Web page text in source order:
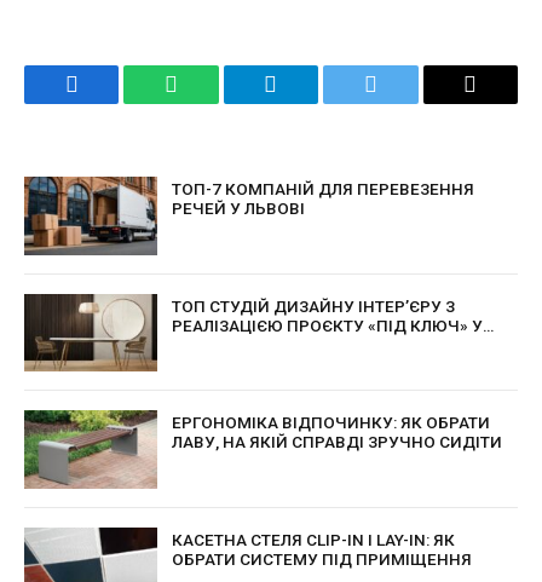
Facebook WhatsApp Telegram Twitter Email
ТОП-7 КОМПАНІЙ ДЛЯ ПЕРЕВЕЗЕННЯ
РЕЧЕЙ У ЛЬВОВІ
ТОП СТУДІЙ ДИЗАЙНУ ІНТЕР’ЄРУ З
РЕАЛІЗАЦІЄЮ ПРОЄКТУ «ПІД КЛЮЧ» У
ЕРГОНОМІКА ВІДПОЧИНКУ: ЯК ОБРАТИ
ЛАВУ, НА ЯКІЙ СПРАВДІ ЗРУЧНО СИДІТИ
КАСЕТНА СТЕЛЯ CLIP-IN І LAY-IN: ЯК
ОБРАТИ СИСТЕМУ ПІД ПРИМІЩЕННЯ